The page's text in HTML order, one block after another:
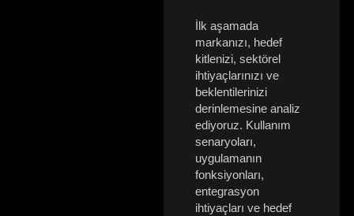
İlk aşamada
markanızı, hedef
kitlenizi, sektörel
ihtiyaçlarınızı ve
beklentilerinizi
derinlemesine analiz
ediyoruz. Kullanım
senaryoları,
uygulamanın
fonksiyonları,
entegrasyon
ihtiyaçları ve hedef